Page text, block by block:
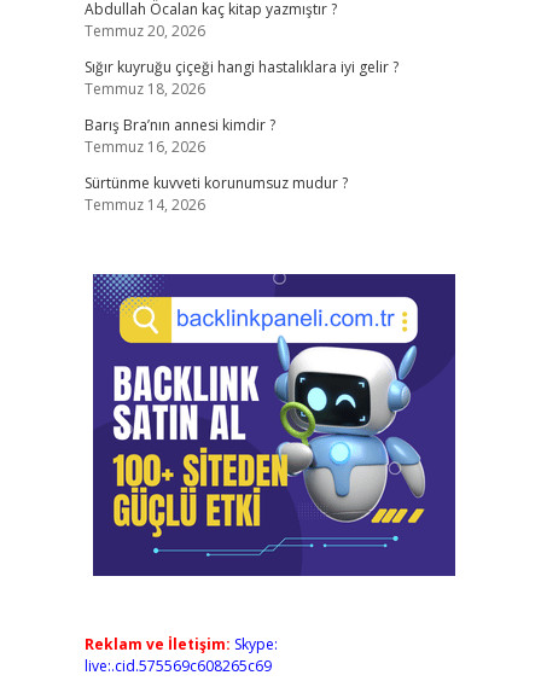
Abdullah Öcalan kaç kitap yazmıştır ?
Temmuz 20, 2026
Sığır kuyruğu çiçeği hangi hastalıklara iyi gelir ?
Temmuz 18, 2026
Barış Bra’nın annesi kimdir ?
Temmuz 16, 2026
Sürtünme kuvveti korunumsuz mudur ?
Temmuz 14, 2026
Reklam ve İletişim: Skype:
live:.cid.575569c608265c69